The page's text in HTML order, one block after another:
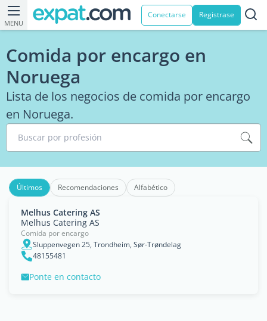
MENU
Conectarse Registrase
Comida por encargo en
Noruega
Lista de los negocios de comida por encargo
en Noruega.
Buscar por profesión
Últimos Recomendaciones Alfabético
Melhus Catering AS
Melhus Catering AS
Comida por encargo
Sluppenvegen 25, Trondheim, Sør-Trøndelag
48155481
Ponte en contacto